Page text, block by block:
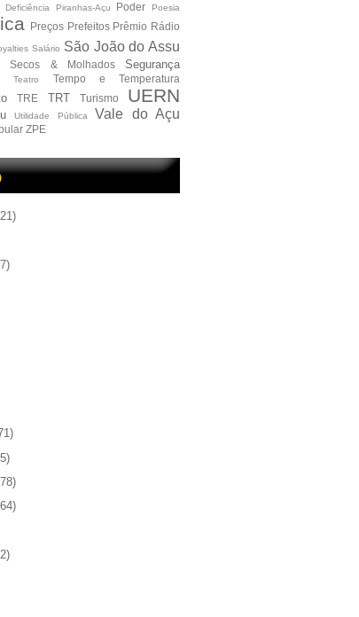
Piranhas-Açu Poder Poesia
Preços Prefeitos Prêmio Rádio
Salário São João do Assu
Secos & Molhados
Segurança
Teatro
Tempo e Temperatura
TRE TRT Turismo UERN
Utilidade Pública Vale do Açu
ZPE